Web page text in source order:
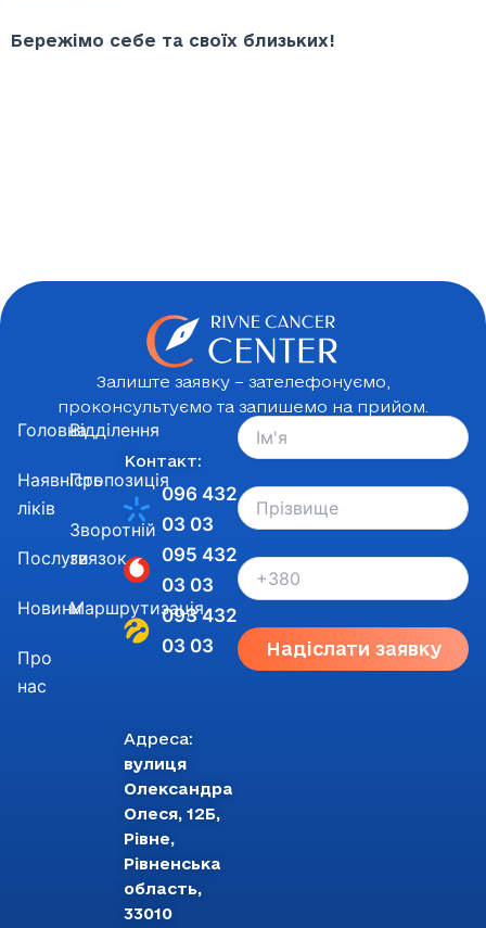
Бережімо себе та своїх близьких!
Залиште заявку – зателефонуємо,
проконсультуємо та запишемо на прийом.
Адреса:
вулиця
Олександра
Олеся, 12Б,
Рівне,
Рівненська
область,
33010
Контакт:
096 432
03 03
095 432
03 03
093 432
03 03
Головна
Наявність
ліків
Послуги
Новини
Про
нас
Відділення
Пропозиція
Зворотній
звязок
Маршрутизація
Надіслати заявку